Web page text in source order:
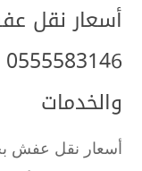
والخدمات